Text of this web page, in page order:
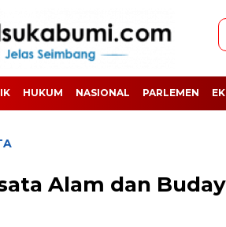
HUKUM NASIONAL PARLEMEN
Alam dan